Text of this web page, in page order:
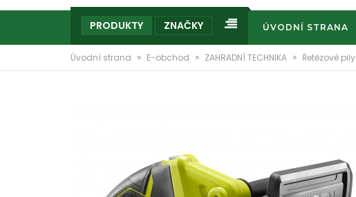
PRODUKTY ZNAČKY ÚVODNÍ STRANA
Úvodní strana » E-obchod » ZAHRADNÍ TECHNIKA » Řetězové pily